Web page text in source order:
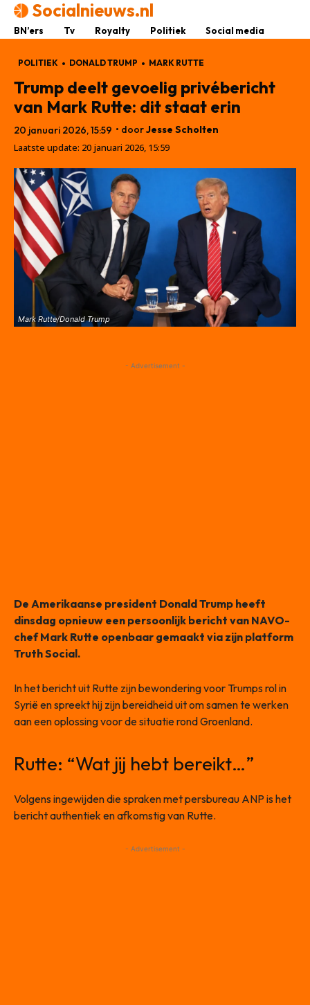
Socialnieuws.nl
BN’ers Tv Royalty Politiek Social media
POLITIEK DONALD TRUMP MARK RUTTE
Trump deelt gevoelig privébericht
van Mark Rutte: dit staat erin
20 januari 2026, 15:59 • doorJesse Scholten
Laatste update: 20 januari 2026, 15:59
Mark Rutte/Donald Trump
- Advertisement -
De Amerikaanse president Donald Trump heeft
dinsdag opnieuw een persoonlijk bericht van NAVO-
chef Mark Rutte openbaar gemaakt via zijn platform
Truth Social.
In het bericht uit Rutte zijn bewondering voor Trumps rol in
Syrië en spreekt hij zijn bereidheid uit om samen te werken
aan een oplossing voor de situatie rond Groenland.
Rutte: “Wat jij hebt bereikt…”
Volgens ingewijden die spraken met persbureau ANP is het
bericht authentiek en afkomstig van Rutte.
- Advertisement -